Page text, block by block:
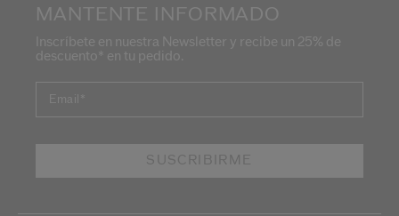
MANTENTE INFORMADO
Inscríbete en nuestra Newsletter y recibe un 25% de
descuento* en tu pedido.
*
Email
SUSCRIBIRME